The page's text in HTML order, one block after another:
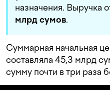
назначения. Выручка
млрд сумов.
Суммарная начальная
составляла 45,3 млрд
сумму почти в три раза